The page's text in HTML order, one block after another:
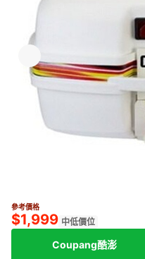
參考價格
$1,999 中低價位
Coupang酷澎